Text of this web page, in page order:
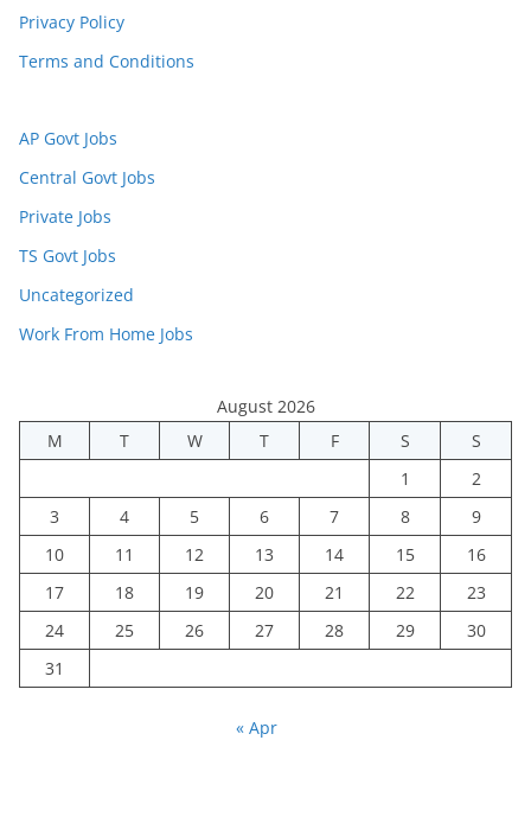
Privacy Policy
Terms and Conditions
AP Govt Jobs
Central Govt Jobs
Private Jobs
TS Govt Jobs
Uncategorized
Work From Home Jobs
August 2026
M
T W T F S
S
1
2
3
4 5 6 7 8
9
10
11 12 13 14 15
16
17
18 19 20 21 22
23
24
25 26 27 28 29
30
31
« Apr